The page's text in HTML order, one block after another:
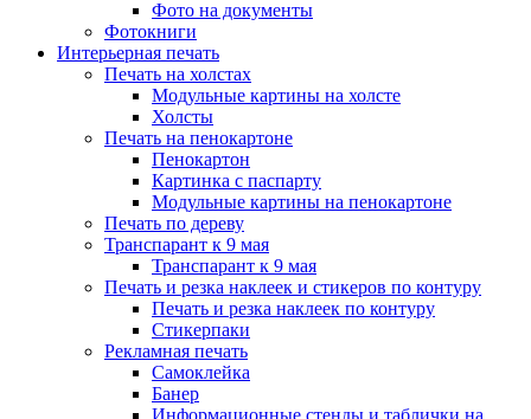
Фото на документы
Фотокниги
Интерьерная печать
Печать на холстах
Модульные картины на холсте
Холсты
Печать на пенокартоне
Пенокартон
Картинка с паспарту
Модульные картины на пенокартоне
Печать по дереву
Транспарант к 9 мая
Транспарант к 9 мая
Печать и резка наклеек и стикеров по контуру
Печать и резка наклеек по контуру
Стикерпаки
Рекламная печать
Самоклейка
Банер
Информационные стенды и таблички на